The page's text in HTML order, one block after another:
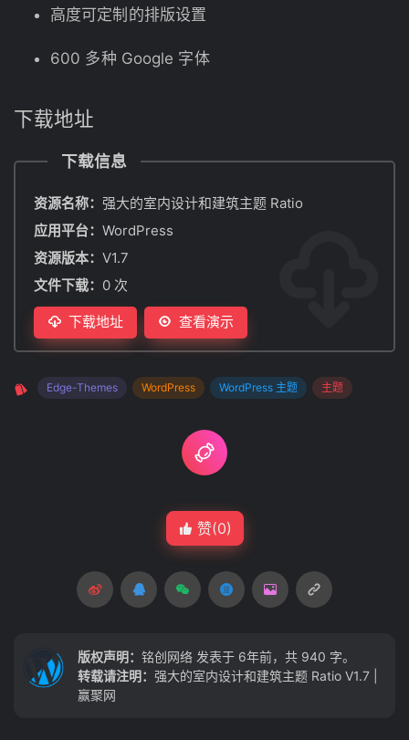
高度可定制的排版设置
600 多种 Google 字体
下载地址
下载信息
资源名称： 强大的室内设计和建筑主题 Ratio
应用平台： WordPress
资源版本： V1.7
文件下载： 0 次
下载地址 查看演示
Edge-Themes WordPress WordPress 主题 主题
赞(0)
版权声明： 铭创网络 发表于 6年前，共 940 字。
转载请注明： 强大的室内设计和建筑主题 Ratio V1.7 |
赢聚网